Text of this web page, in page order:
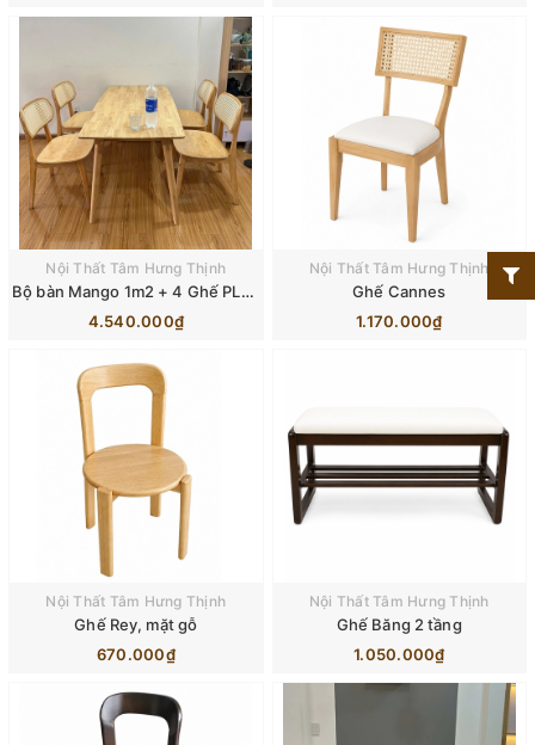
Nội Thất Tâm Hưng Thịnh
Bộ bàn Mango 1m2 + 4 Ghế PLC mắt cáo
4.540.000₫
Nội Thất Tâm Hưng Thịnh
Ghế Cannes
1.170.000₫
Nội Thất Tâm Hưng Thịnh
Ghế Rey, mặt gỗ
670.000₫
Nội Thất Tâm Hưng Thịnh
Ghế Băng 2 tầng
1.050.000₫